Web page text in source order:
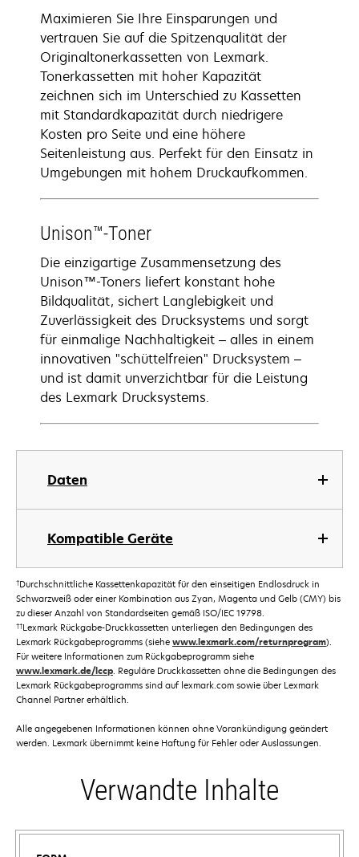
Daten
Kompatible Geräte
Maximieren Sie Ihre Einsparungen und
vertrauen Sie auf die Spitzenqualität der
Originaltonerkassetten von Lexmark.
Tonerkassetten mit hoher Kapazität
zeichnen sich im Unterschied zu Kassetten
mit Standardkapazität durch niedrigere
Kosten pro Seite und eine höhere
Seitenleistung aus. Perfekt für den Einsatz in
Umgebungen mit hohem Druckaufkommen.
Unison™-Toner
Die einzigartige Zusammensetzung des
Unison™-Toners liefert konstant hohe
Bildqualität, sichert Langlebigkeit und
Zuverlässigkeit des Drucksystems und sorgt
für einmalige Nachhaltigkeit – alles in einem
innovativen "schüttelfreien" Drucksystem –
und ist damit unverzichtbar für die Leistung
des Lexmark Drucksystems.
†Durchschnittliche Kassettenkapazität für den einseitigen Endlosdruck in
Schwarzweiß oder einer Kombination aus Zyan, Magenta und Gelb (CMY) bis
zu dieser Anzahl von Standardseiten gemäß ISO/IEC 19798.
††Lexmark Rückgabe-Druckkassetten unterliegen den Bedingungen des
Lexmark Rückgabeprogramms (siehe www.lexmark.com/returnprogram).
Für weitere Informationen zum Rückgabeprogramm siehe
www.lexmark.de/lccp. Reguläre Druckkassetten ohne die Bedingungen des
Lexmark Rückgabeprogramms sind auf lexmark.com sowie über Lexmark
Channel Partner erhältlich.
Alle angegebenen Informationen können ohne Vorankündigung geändert
werden. Lexmark übernimmt keine Haftung für Fehler oder Auslassungen.
Verwandte Inhalte